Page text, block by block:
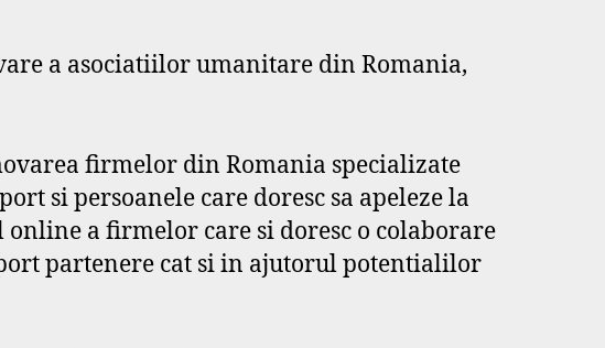
a asociatiilor umanitare din Romania,
firmelor din Romania specializate
si persoanele care doresc sa apeleze la
a firmelor care si doresc o colaborare
partenere cat si in ajutorul potentialilor